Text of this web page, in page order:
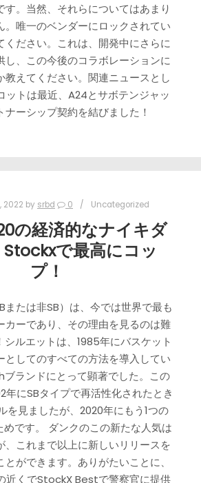
す。当然、それらについてはあまり
。唯一のベンダーにロックされてい
ください。これは、開発中にさらに
し、この今後のコラボレーションに
教えてください。関連ニュースとし
ットは最近、A24とサボテンジャッ
ナーシップ契約を結びました！
2022 by srbd 0 Uncategorized
の経済的なナイキダ
で最高にコッ
プ！
または非SB）は、今では世界で最も
カーであり、その理由を見るのは難
シルエットは、1985年にバスケット
としてのすべての方法を導入してい
ランドにとって顕著でした。この
年にSBタイプで再活性化されたとき
を見ましたが、2020年にもう1つの
めです。 ダンクのこの新たな人気は
、これまで以上に新しいリリースを
ができます。ありがたいことに、
近くでStockX Bestで警察官に提供